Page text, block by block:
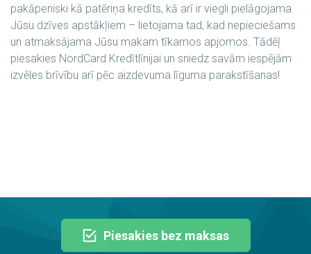
pakāpeniski kā patēriņa kredīts, kā arī ir viegli pielāgojama
Jūsu dzīves apstākļiem – lietojama tad, kad nepieciešams
un atmaksājama Jūsu makam tīkamos apjomos. Tādēļ
piesakies NordCard Kredītlīnijai un sniedz savām iespējām
izvēles brīvību arī pēc aizdevuma līguma parakstīšanas!
Piesakies bez maksas